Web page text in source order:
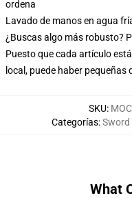
ordena
Lavado de manos en agua
¿Buscas algo más robusto?
Puesto que cada artículo
local, puede haber
SKU:
Categorías:Sword
What